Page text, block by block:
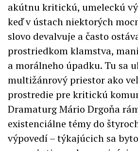
akútnu kritickú, umeleckú
keď v ústach niektorých
slovo devalvuje a často
prostriedkom klamstva,
a morálneho úpadku. Tu sa
multižánrový priestor ako
prostredie pre kritickú
Dramaturg Mário Drgoňa
existenciálne témy do
výpovedí – týkajúcich sa